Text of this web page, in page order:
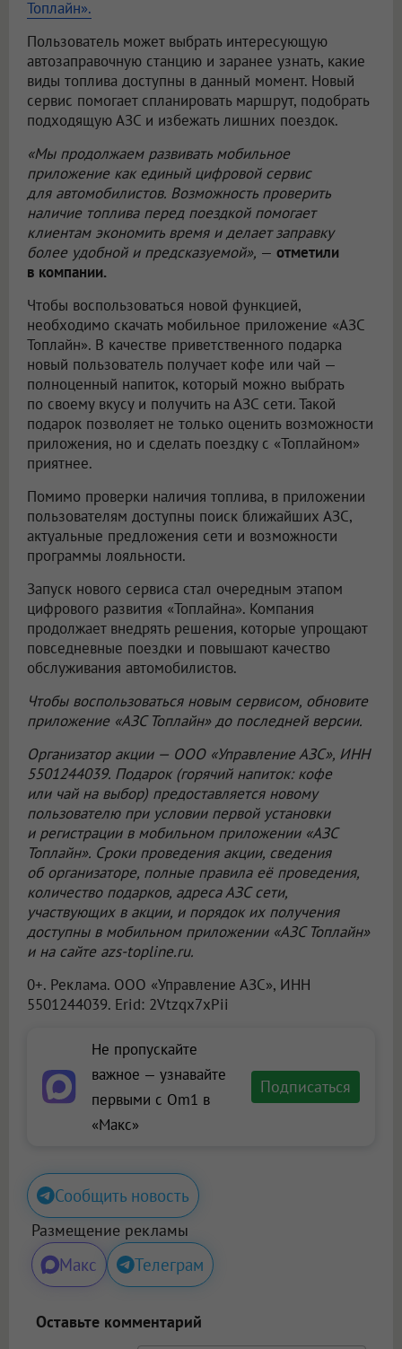
Топлайн».
Пользователь может выбрать интересующую
автозаправочную станцию и заранее узнать, какие
виды топлива доступны в данный момент. Новый
сервис помогает спланировать маршрут, подобрать
подходящую АЗС и избежать лишних поездок.
«Мы продолжаем развивать мобильное
приложение как единый цифровой сервис
для автомобилистов. Возможность проверить
наличие топлива перед поездкой помогает
клиентам экономить время и делает заправку
более удобной и предсказуемой», — отметили
в компании.
Чтобы воспользоваться новой функцией,
необходимо скачать мобильное приложение «АЗС
Топлайн». В качестве приветственного подарка
новый пользователь получает кофе или чай —
полноценный напиток, который можно выбрать
по своему вкусу и получить на АЗС сети. Такой
подарок позволяет не только оценить возможности
приложения, но и сделать поездку с «Топлайном»
приятнее.
Помимо проверки наличия топлива, в приложении
пользователям доступны поиск ближайших АЗС,
актуальные предложения сети и возможности
программы лояльности.
Запуск нового сервиса стал очередным этапом
цифрового развития «Топлайна». Компания
продолжает внедрять решения, которые упрощают
повседневные поездки и повышают качество
обслуживания автомобилистов.
Чтобы воспользоваться новым сервисом, обновите
приложение «АЗС Топлайн» до последней версии.
Организатор акции — ООО «Управление АЗС», ИНН
5501244039. Подарок (горячий напиток: кофе
или чай на выбор) предоставляется новому
пользователю при условии первой установки
и регистрации в мобильном приложении «АЗС
Топлайн». Сроки проведения акции, сведения
об организаторе, полные правила её проведения,
количество подарков, адреса АЗС сети,
участвующих в акции, и порядок их получения
доступны в мобильном приложении «АЗС Топлайн»
и на сайте azs-topline.ru.
0+. Реклама. ООО «Управление АЗС», ИНН
5501244039. Erid: 2Vtzqx7xPii
Не пропускайте
важное — узнавайте
первыми с Om1 в
«Макс»
Подписаться
Сообщить новость
Размещение рекламы
Макс Телеграм
Оставьте комментарий